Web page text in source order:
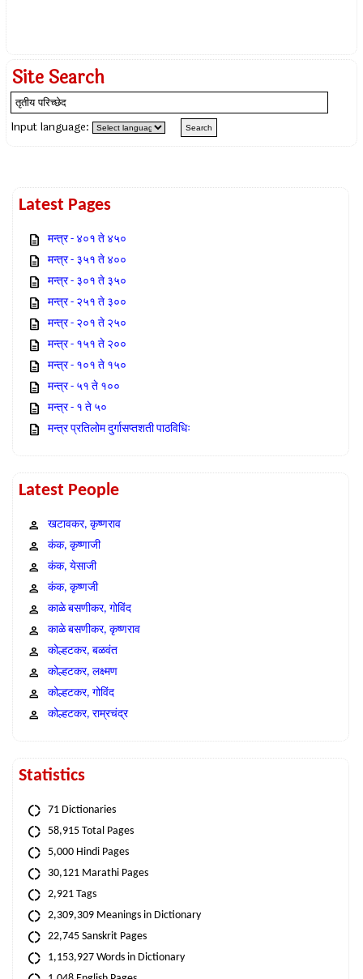
Site Search
Input language:
Latest Pages
मन्त्र - ४०१ ते ४५०
मन्त्र - ३५१ ते ४००
मन्त्र - ३०१ ते ३५०
मन्त्र - २५१ ते ३००
मन्त्र - २०१ ते २५०
मन्त्र - १५१ ते २००
मन्त्र - १०१ ते १५०
मन्त्र - ५१ ते १००
मन्त्र - १ ते ५०
मन्त्र प्रतिलोम दुर्गासप्तशती पाठविधिः
Latest People
खटावकर, कृष्णराव
कंक, कृष्णाजी
कंक, येसाजी
कंक, कृष्णजी
काळे बसणीकर, गोविंद
काळे बसणीकर, कृष्णराव
कोल्हटकर, बळवंत
कोल्हटकर, लक्ष्मण
कोल्हटकर, गोविंद
कोल्हटकर, राम्रचंद्र
Statistics
71 Dictionaries
58,915 Total Pages
5,000 Hindi Pages
30,121 Marathi Pages
2,921 Tags
2,309,309 Meanings in Dictionary
22,745 Sanskrit Pages
1,153,927 Words in Dictionary